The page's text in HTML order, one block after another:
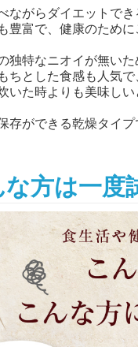
ながらダイエットで
豊富で、健康のため
独特なニオイが無い
ちとした食感も人気で
いた時よりも美味しい
存ができる乾燥タイ
な方は一度